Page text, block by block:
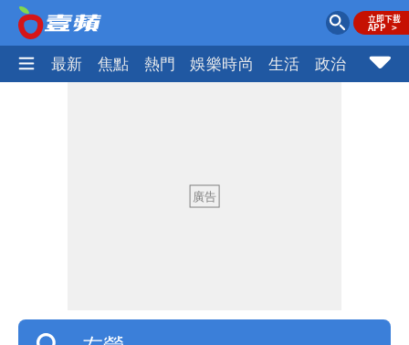
最新 焦點 熱門 娛樂時尚 生活 政治 社會